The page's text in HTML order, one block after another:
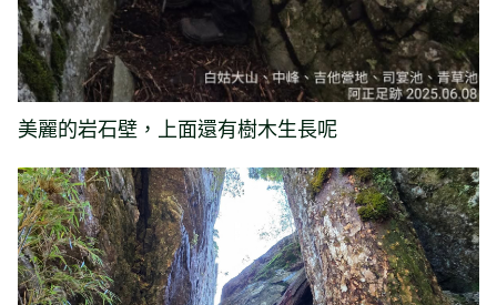
美麗的岩石壁，上面還有樹木生長呢